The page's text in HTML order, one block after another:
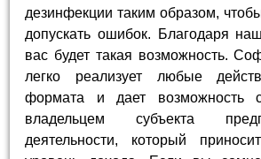
дезинфекции таким образом,
допускать ошибок. Благодаря
вас будет такая возможность.
легко реализует любые
формата и дает возможность
владельцем субъекта
деятельности, который